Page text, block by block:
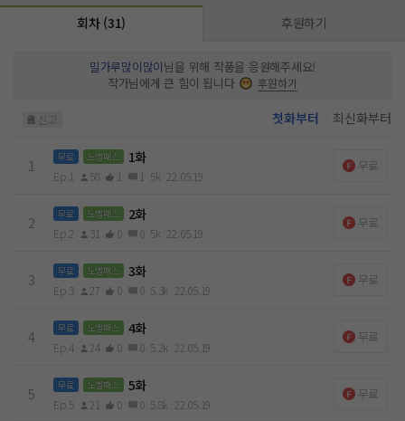
회차 (31) 후원하기
밀가루많이많이님을 위해 작품을 응원해주세요!
작가님에게 큰 힘이 됩니다
후원하기
신고 첫화부터 최신화부터
1
무료 노벨패스 1화
Ep.1 58 1 1 5k 22.05.19
무료
2
무료 노벨패스 2화
Ep.2 31 0 0 5k 22.05.19
무료
3
무료 노벨패스 3화
Ep.3 27 0 0 5.3k 22.05.19
무료
4
무료 노벨패스 4화
Ep.4 24 0 0 5.2k 22.05.19
무료
5
무료 노벨패스 5화
Ep.5 21 0 0 5.8k 22.05.19
무료